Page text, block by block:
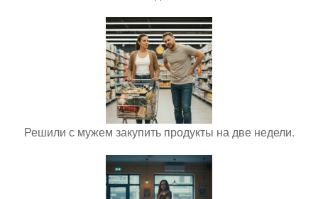
Решили с мужем закупить продукты на две недели.